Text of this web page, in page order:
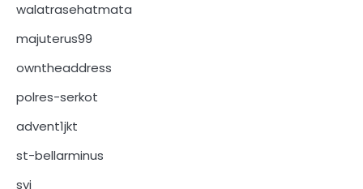
walatrasehatmata
majuterus99
owntheaddress
polres-serkot
advent1jkt
st-bellarminus
syj